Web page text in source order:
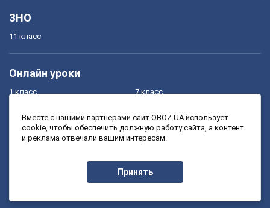
ЗНО
11 класс
Онлайн уроки
1 класс
3 класс
7 класс
9 класс
Вместе с нашими партнерами сайт OBOZ.UA использует
cookie, чтобы обеспечить должную работу сайта, а контент
и реклама отвечали вашим интересам.
Принять